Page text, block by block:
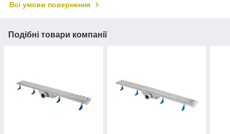
Всі умови повернення
Подібні товари компанії